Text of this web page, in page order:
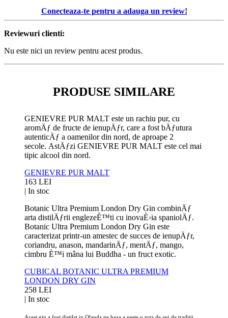
Conecteaza-te pentru a adauga un review!
Reviewuri clienti:
Nu este nici un review pentru acest produs.
PRODUSE SIMILARE
GENIEVRE PUR MALT este un rachiu pur, cu
aromÄƒ de fructe de ienupÄƒr, care a fost bÄƒutura
autenticÄƒ a oamenilor din nord, de aproape 2
secole. AstÄƒzi GENIEVRE PUR MALT este cel mai
tipic alcool din nord.
GENIEVRE PUR MALT
163 LEI
| In stoc
Botanic Ultra Premium London Dry Gin combinÄƒ
arta distilÄƒrii englezeÈ™ti cu inovaÈ›ia spaniolÄƒ.
Botanic Ultra Premium London Dry Gin este
caracterizat printr-un amestec de succes de ienupÄƒr,
coriandru, anason, mandarinÄƒ, mentÄƒ, mango,
cimbru È™i mâna lui Buddha - un fruct exotic.
CUBICAL BOTANIC ULTRA PREMIUM
LONDON DRY GIN
258 LEI
| In stoc